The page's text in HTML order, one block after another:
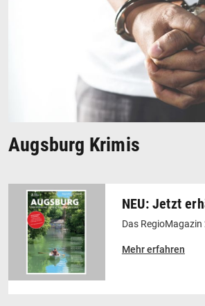
Augsburg Krimis
NEU: Jetzt
Das RegioMagazin
Mehr erfahren